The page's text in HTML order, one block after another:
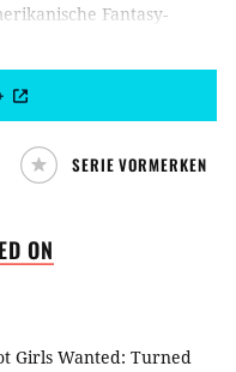
Fantasy-
Jahrhundert
– wie es der Titel bereits
Gemeinde Salem,
der Handlung
verkörpert von
SERIE VORMERKEN
ON
Girls Wanted: Turned